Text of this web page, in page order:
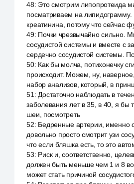
48: Это смотрим липопротеида
посматриваем на
креатинина, потому что сейчас
49: Почки чрезвычайно сильно.
сосудистой системы и вместе с
сердечно сосудистой системы.
50: Как бы молча, потихонечку
происходит. Можем, ну,
набор анализов, который, в
51 : Достаточно наблюдать в
заболевания лет в 35, в 40, я бы
шеи, посмотреть
52: Бедренные артерии, именно
довольно просто смотрит узи
что если бляшка есть, то это
53: Риск и, соответственно,
должен быть меньше чем 1 и 8
может стать причиной